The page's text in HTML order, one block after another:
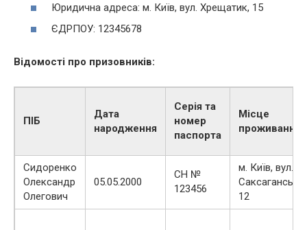
Юридична адреса: м. Київ, вул. Хрещатик, 15
ЄДРПОУ: 12345678
Відомості про призовників:
ПІБ
Дата
народження
Серія та
номер
паспорта
Місце
проживання
Сидоренко
Олександр
Олегович
05.05.2000
СН №
123456
м. Київ, вул.
12